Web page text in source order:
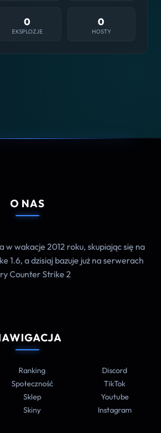
0
EKSPLOZJE
0
HOSTY
O NAS
w wakacje 2012 roku, skupiając się na
1.6, a dzisiaj bazuje już na serwerach
Counter Strike 2
Ranking
Społeczność
Sklep
Skiny
Discord
TikTok
Youtube
Instagram